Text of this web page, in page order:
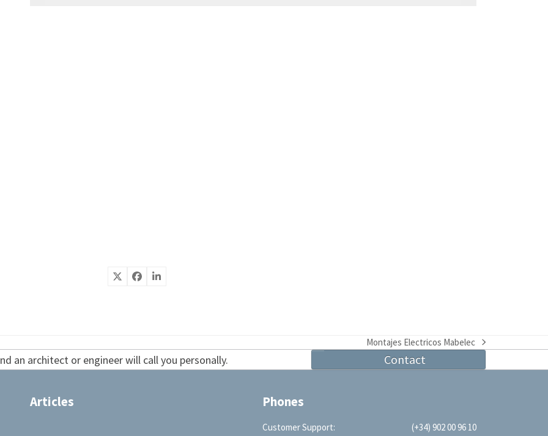
next
post:
Montajes Electricos Mabelec
an architect or engineer will call you personally. Contact
Articles Phones
Customer Support:
(+34) 902 00 96 10